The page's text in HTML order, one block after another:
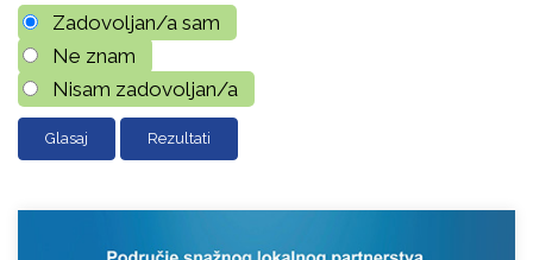
Zadovoljan/a sam
Ne znam
Nisam zadovoljan/a
Rezultati